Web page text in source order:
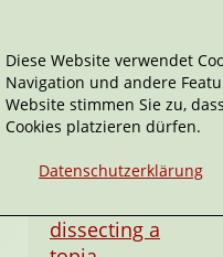
Svenja Knisel
dissecting a
Diese Website verwendet
Navigation und andere
Website stimmen Sie zu,
Cookies platzieren dürfen.
Datenschutzerklärung